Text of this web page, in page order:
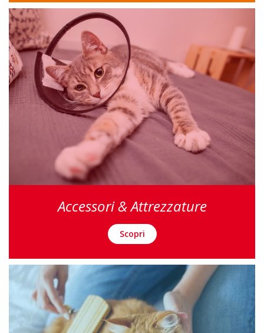
Accessori & Attrezzature
Scopri